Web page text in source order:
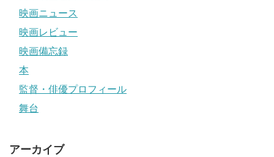
映画ニュース
映画レビュー
映画備忘録
本
監督・俳優プロフィール
舞台
アーカイブ